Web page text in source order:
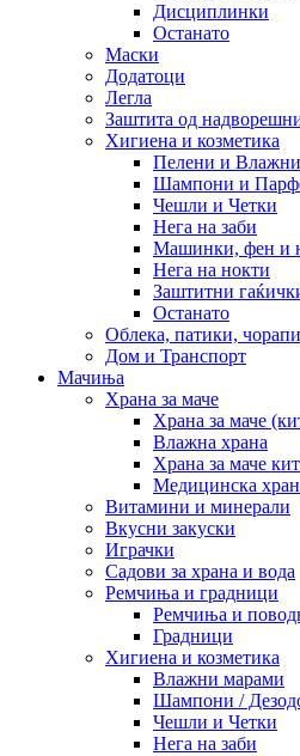
Дисциплинки
Останато
Маски
Додатоци
Легла
Заштита од
Хигиена и козметика
Пелени и
Шампони и
Чешли и Четки
Нега на заби
Машинки, фен и
Нега на нокти
Заштитни
Останато
Облека, патики,
Дом и Транспорт
Мачиња
Храна за маче
Храна за маче
Влажна храна
Храна за маче
Медицинска
Витамини и минерали
Вкусни закуски
Играчки
Садови за храна и вода
Ремчиња и градници
Ремчиња и
Градници
Хигиена и козметика
Влажни марами
Шампони /
Чешли и Четки
Нега на заби